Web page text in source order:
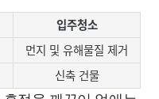
입주청소
먼지 및 유해물질 제거
신축 건물